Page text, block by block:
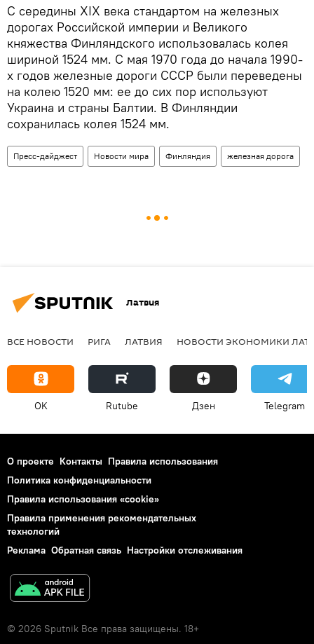
С середины XIX века стандартом на железных
дорогах Российской империи и Великого
княжества Финляндского использовалась колея
шириной 1524 мм. С мая 1970 года до начала 1990-
х годов железные дороги СССР были переведены
на колею 1520 мм: ее до сих пор используют
Украина и страны Балтии. В Финляндии
сохранилась колея 1524 мм.
Пресс-дайджест Новости мира Финляндия железная дорога
Латвия
ВСЕ НОВОСТИ РИГА ЛАТВИЯ НОВОСТИ ЭКОНОМИКИ
OK Rutube Дзен Telegram
О проекте Контакты Правила использования
Политика конфиденциальности
Правила использования «cookie»
Правила применения рекомендательных
технологий
Реклама Обратная связь Настройки отслеживания
© 2026 Sputnik Все права защищены. 18+